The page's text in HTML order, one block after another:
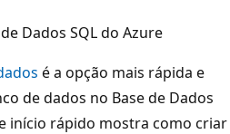
Dados SQL do Azure
é a opção mais rápida e
de dados no Base de Dados
início rápido mostra como criar